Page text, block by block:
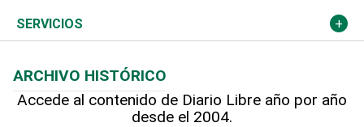
Resto del mundo
Economía personal
Podcast Arte Libre
Hablando con el pediatra
Más deportes
Línea de hit
Columnistas
Más firmas
Cambio climático
Opinión
Hecho en casa
SERVICIOS
Cumpleaños
ARCHIVO HISTÓRICO
Accede al contenido de Diario Libre año por año
desde el 2004.